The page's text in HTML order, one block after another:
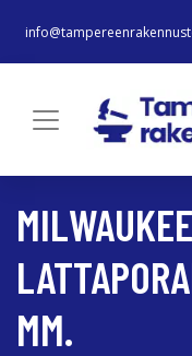
MM.